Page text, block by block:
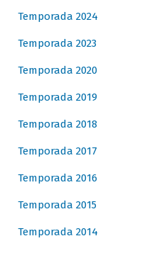
Temporada 2024
Temporada 2023
Temporada 2020
Temporada 2019
Temporada 2018
Temporada 2017
Temporada 2016
Temporada 2015
Temporada 2014